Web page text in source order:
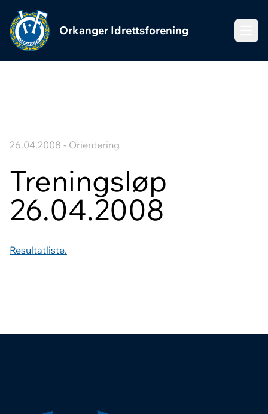
Orkanger Idrettsforening
26.04.2008 - Orientering
Treningsløp
26.04.2008
Resultatliste.